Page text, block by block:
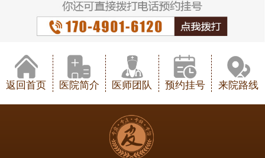
返回首页 医院简介 医师团队 预约挂号 来院路线